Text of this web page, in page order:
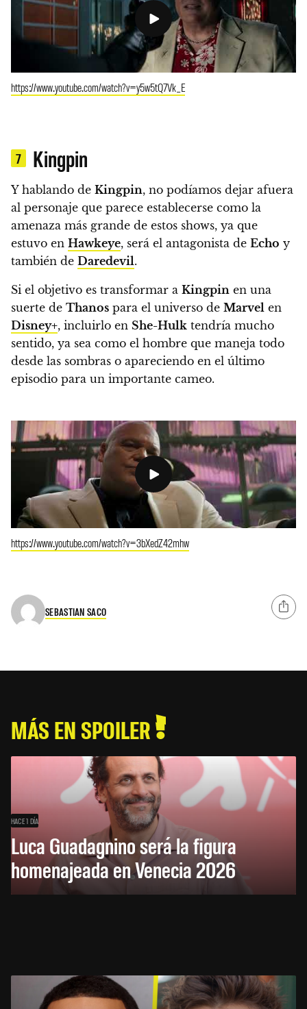
https://www.youtube.com/watch?v=y5w5tQ7Vk_E
7 Kingpin
Y hablando de Kingpin, no podíamos dejar afuera
al personaje que parece establecerse como la
amenaza más grande de estos shows, ya que
estuvo en Hawkeye, será el antagonista de Echo y
también de Daredevil.
Si el objetivo es transformar a Kingpin en una
suerte de Thanos para el universo de Marvel en
Disney+, incluirlo en She-Hulk tendría mucho
sentido, ya sea como el hombre que maneja todo
desde las sombras o apareciendo en el último
episodio para un importante cameo.
https://www.youtube.com/watch?v=3bXedZ42mhw
SEBASTIAN SACO
MÁS EN SPOILER
HACE 1 DÍA
Luca Guadagnino será la figura
homenajeada en Venecia 2026